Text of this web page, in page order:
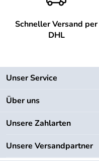
Schneller Versand per
DHL
Unser Service
Kontakt
Lieferbedingungen
Kundenlogin
Über uns
Unsere Bestseller
Neu
Unsere Zahlarten
Unsere Versandpartner